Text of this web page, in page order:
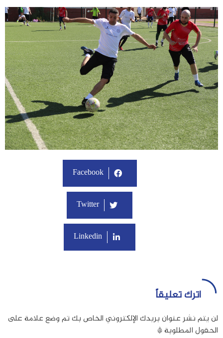
Facebook
Twitter
Linkedin
اترك تعليقاً
لن يتم نشر عنوان بريدك الإلكتروني الخاص بكتم وضع علامة على
الحقول المطلوبة*